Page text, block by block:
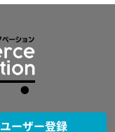
ユーザー登録